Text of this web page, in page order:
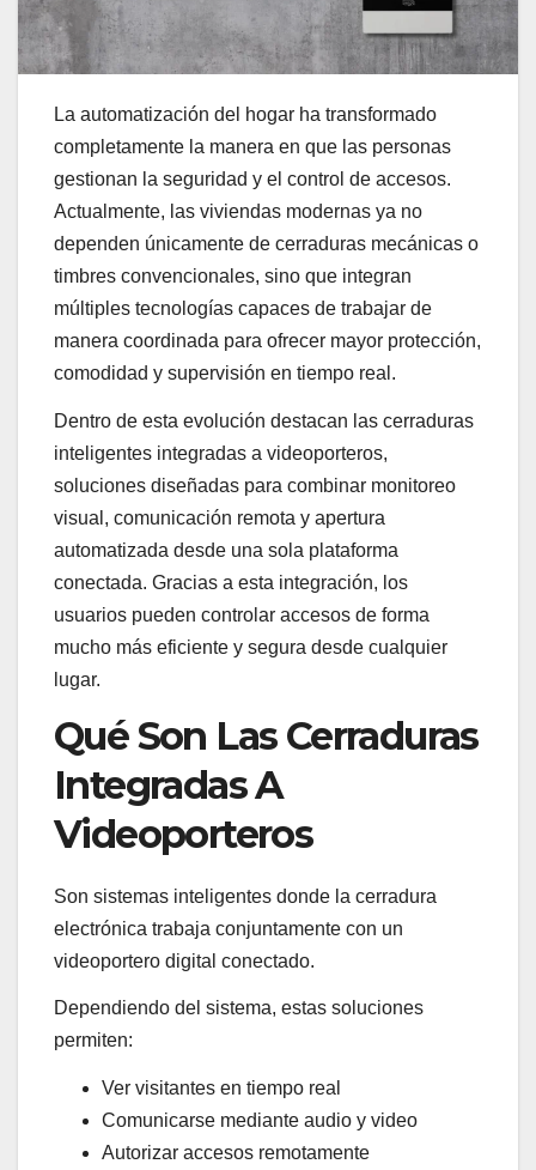
La automatización del hogar ha transformado
completamente la manera en que las personas
gestionan la seguridad y el control de accesos.
Actualmente, las viviendas modernas ya no
dependen únicamente de cerraduras mecánicas o
timbres convencionales, sino que integran
múltiples tecnologías capaces de trabajar de
manera coordinada para ofrecer mayor protección,
comodidad y supervisión en tiempo real.
Dentro de esta evolución destacan las cerraduras
inteligentes integradas a videoporteros,
soluciones diseñadas para combinar monitoreo
visual, comunicación remota y apertura
automatizada desde una sola plataforma
conectada. Gracias a esta integración, los
usuarios pueden controlar accesos de forma
mucho más eficiente y segura desde cualquier
lugar.
Qué Son Las Cerraduras
Integradas A
Videoporteros
Son sistemas inteligentes donde la cerradura
electrónica trabaja conjuntamente con un
videoportero digital conectado.
Dependiendo del sistema, estas soluciones
permiten:
Ver visitantes en tiempo real
Comunicarse mediante audio y video
Autorizar accesos remotamente